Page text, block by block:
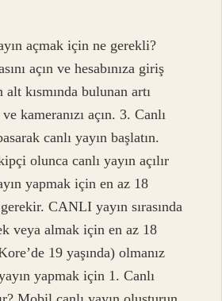
açmak için ne gerekli?
açın ve hesabınıza giriş
alt kısmında bulunan artı
kameranızı açın. 3. Canlı
canlı yayın başlatın.
olunca canlı yayın açılır
yapmak için en az 18
CANLI yayın sırasında
veya almak için en az 18
19 yaşında) olmanız
yapmak için 1. Canlı